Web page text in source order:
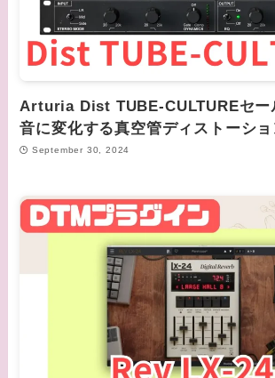
Arturia Dist TUBE-CULTUREセー
音に変化する真空管ディストーショ
September 30, 2024